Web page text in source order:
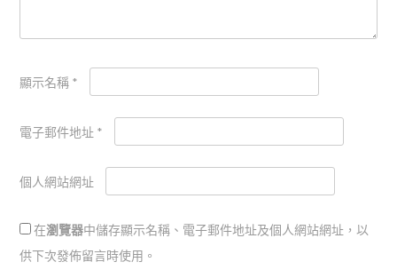
顯示名稱 *
電子郵件地址 *
個人網站網址
在瀏覽器中儲存顯示名稱、電子郵件地址及個人網站網址，以
供下次發佈留言時使用。